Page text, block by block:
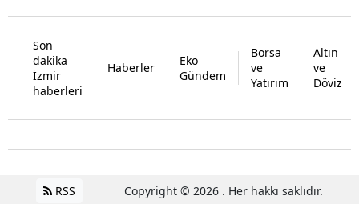
Son
dakika
İzmir
haberleri
Haberler
Eko
Gündem
Borsa
ve
Yatırım
Altın
ve
Döviz
RSS Copyright © 2026 . Her hakkı saklıdır.